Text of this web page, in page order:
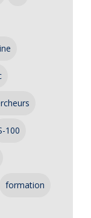
100
formation